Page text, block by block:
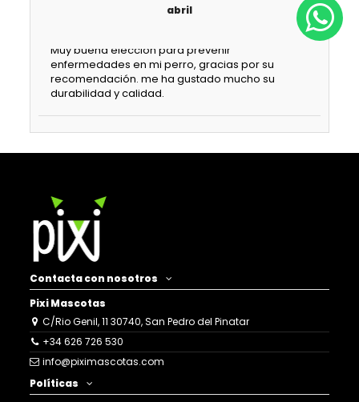
abril
Muy buena elección para prevenir
enfermedades en mi perro, gracias por su
recomendación. me ha gustado mucho su
durabilidad y calidad.
Contacta con nosotros
Pixi Mascotas
C/Rio Genil, 11 30740, San Pedro del Pinatar
+34 626 726 530
info@piximascotas.com
Políticas